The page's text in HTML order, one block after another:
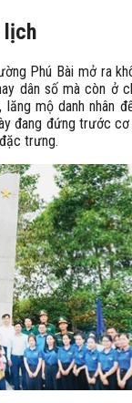
lịch
Phú Bài mở ra
dân số mà còn ở
mộ danh nhân
đang đứng trước
trưng.